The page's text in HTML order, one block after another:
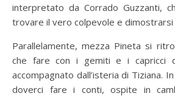
interpretato da Corrado Guzzanti,
trovare il vero colpevole e dimostrarsi
Parallelamente, mezza Pineta si
che fare con i gemiti e i capricci
accompagnato dall’isteria di Tiziana.
doverci fare i conti, ospite in